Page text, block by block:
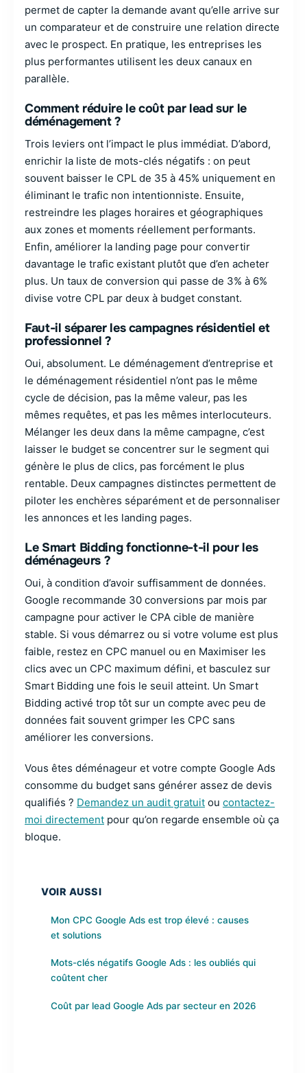
permet de capter la demande avant qu’elle arrive sur
un comparateur et de construire une relation directe
avec le prospect. En pratique, les entreprises les
plus performantes utilisent les deux canaux en
parallèle.
Comment réduire le coût par lead sur le
déménagement ?
Trois leviers ont l’impact le plus immédiat. D’abord,
enrichir la liste de mots-clés négatifs : on peut
souvent baisser le CPL de 35 à 45% uniquement en
éliminant le trafic non intentionniste. Ensuite,
restreindre les plages horaires et géographiques
aux zones et moments réellement performants.
Enfin, améliorer la landing page pour convertir
davantage le trafic existant plutôt que d’en acheter
plus. Un taux de conversion qui passe de 3% à 6%
divise votre CPL par deux à budget constant.
Faut-il séparer les campagnes résidentiel et
professionnel ?
Oui, absolument. Le déménagement d’entreprise et
le déménagement résidentiel n’ont pas le même
cycle de décision, pas la même valeur, pas les
mêmes requêtes, et pas les mêmes interlocuteurs.
Mélanger les deux dans la même campagne, c’est
laisser le budget se concentrer sur le segment qui
génère le plus de clics, pas forcément le plus
rentable. Deux campagnes distinctes permettent de
piloter les enchères séparément et de personnaliser
les annonces et les landing pages.
Le Smart Bidding fonctionne-t-il pour les
déménageurs ?
Oui, à condition d’avoir suffisamment de données.
Google recommande 30 conversions par mois par
campagne pour activer le CPA cible de manière
stable. Si vous démarrez ou si votre volume est plus
faible, restez en CPC manuel ou en Maximiser les
clics avec un CPC maximum défini, et basculez sur
Smart Bidding une fois le seuil atteint. Un Smart
Bidding activé trop tôt sur un compte avec peu de
données fait souvent grimper les CPC sans
améliorer les conversions.
Vous êtes déménageur et votre compte Google Ads
consomme du budget sans générer assez de devis
qualifiés ? Demandez un audit gratuit ou contactez-
moi directement pour qu’on regarde ensemble où ça
bloque.
VOIR AUSSI
Mon CPC Google Ads est trop élevé : causes
et solutions
Mots-clés négatifs Google Ads : les oubliés qui
coûtent cher
Coût par lead Google Ads par secteur en 2026